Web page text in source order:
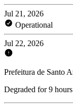
Jul 21, 2026
Operational
Jul 22, 2026
Prefeitura de Santo
Degraded for 9